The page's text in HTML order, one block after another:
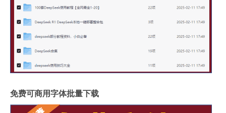
免费可商用字体批量下载